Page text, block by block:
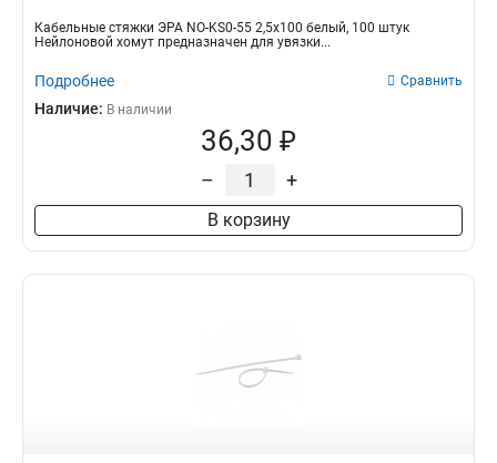
Кабельные стяжки ЭРА NO-KS0-55 2,5х100 белый, 100 штук
Нейлоновой хомут предназначен для увязки...
Подробнее Сравнить
Наличие: В наличии
36,30 ₽
– +
В корзину